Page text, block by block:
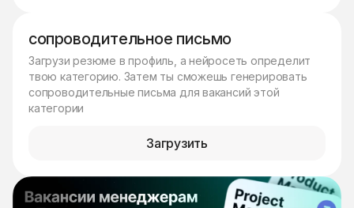
сопроводительное письмо
Загрузи резюме в профиль, а нейросеть определит
твою категорию. Затем ты сможешь генерировать
сопроводительные письма для вакансий этой
категории
Загрузить